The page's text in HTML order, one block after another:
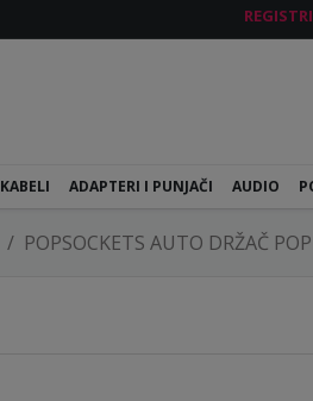
KABELI ADAPTERI I PUNJAČI AUDIO
POPSOCKETS AUTO DRŽAČ